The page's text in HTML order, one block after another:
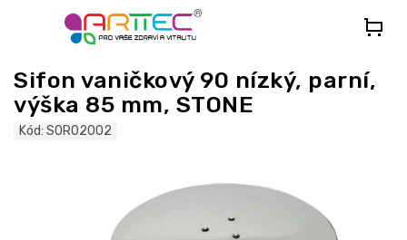
Sifon vaničkový 90 nízký, parní,
výška 85 mm, STONE
Kód: SOR02002